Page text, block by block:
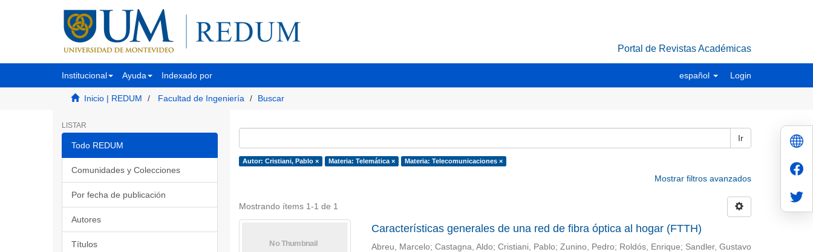
Portal de Revistas Académicas
Institucional Ayuda Indexado por español Login
Inicio | REDUM Facultad de Ingeniería Buscar
LISTAR
Todo REDUM
Comunidades y Colecciones
Por fecha de publicación
Autores
Títulos
Ir
Autor: Cristiani, Pablo × Materia: Telemática × Materia: Telecomunicaciones ×
Mostrar filtros avanzados
Mostrando ítems 1-1 de 1
Características generales de una red de fibra óptica al hogar (FTTH)
Abreu, Marcelo; Castagna, Aldo; Cristiani, Pablo; Zunino, Pedro; Roldós, Enrique; Sandler, Gustavo